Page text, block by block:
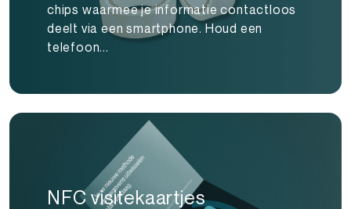
chips waarmee je informatie contactloos
deelt via een smartphone. Houd een
telefoon...
NFC visitekaartjes